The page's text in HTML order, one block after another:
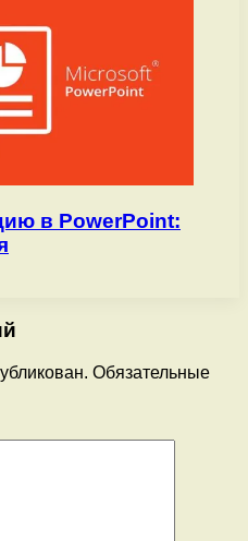
в PowerPoint:
Обязательные